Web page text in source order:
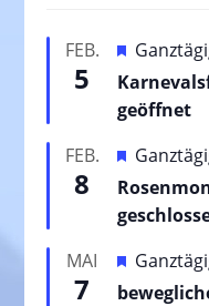
FEB.
5
H
e
r
o
r
g
h
o
geöffnet
FEB.
8
H
e
r
o
r
MAI
7
H
e